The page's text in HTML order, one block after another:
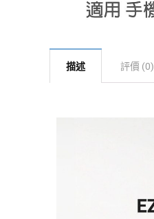
描述 評價 (0)